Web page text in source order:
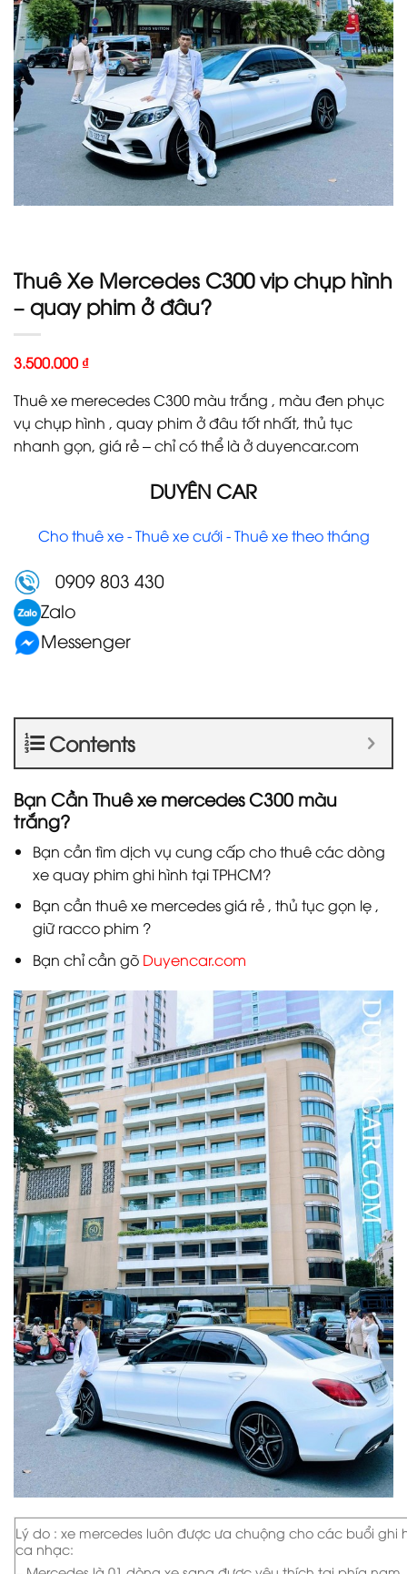
Thuê Xe Mercedes C300 vip chụp hình
– quay phim ở đâu?
3.500.000 ₫
Thuê xe merecedes C300 màu trắng , màu đen phục
vụ chụp hình , quay phim ở đâu tốt nhất, thủ tục
nhanh gọn, giá rẻ – chỉ có thể là ở duyencar.com
DUYÊN CAR
Cho thuê xe - Thuê xe cưới - Thuê xe theo tháng
0909 803 430
Zalo
Messenger
Contents
Bạn Cần Thuê xe mercedes C300 màu
trắng?
Bạn cần tìm dịch vụ cung cấp cho thuê các dòng
xe quay phim ghi hình tại TPHCM?
Bạn cần thuê xe mercedes giá rẻ , thủ tục gọn lẹ ,
giữ racco phim ?
Bạn chỉ cần gõ Duyencar.com
Lý do : xe mercedes luôn được ưa chuộng cho các buổi ghi
ca nhạc: